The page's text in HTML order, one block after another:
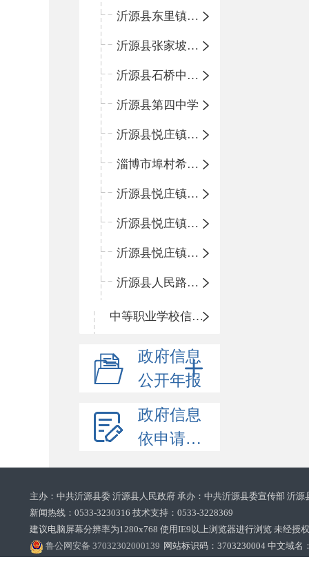
沂源县东里镇中心小学
沂源县张家坡中心学校
沂源县石桥中心学校
沂源县第四中学
沂源县悦庄镇中心小学
淄博市埠村希望小学
沂源县悦庄镇青龙山小学
沂源县悦庄镇鲍庄完小
沂源县悦庄镇赵庄小学
沂源县人民路小学
中等职业学校信息公开
政府信息
公开年报
政府信息
依申请公开
主办：中共沂源县委 沂源县人民政府 承办：中共沂源县委宣传部 沂
新闻热线：0533-3230316 技术支持：0533-3228369‌‌
建议电脑屏幕分辨率为1280x768 使用IE9以上浏览器进行浏览 未经授
鲁公网安备 37032302000139 网站标识码：3703230004 中文域名